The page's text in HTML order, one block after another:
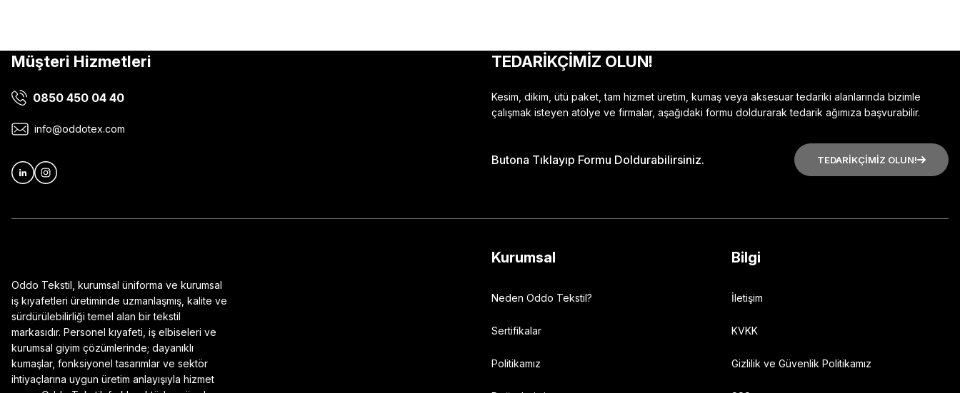
Yorum Yaz
Ürün resmi kalitesiz, bozuk veya görüntülenemiyor.
Ürün bilgilerinde hatalar bulunuyor.
Müşteri Hizmetleri
0850 450 04 40
info@oddotex.com
TEDARİKÇİMİZ OLUN!
Kesim, dikim, ütü paket, tam hizmet üretim, kumaş veya aksesuar tedariki alanlarında bizimle
çalışmak isteyen atölye ve firmalar, aşağıdaki formu doldurarak tedarik ağımıza başvurabilir.
Butona Tıklayıp Formu Doldurabilirsiniz. TEDARİKÇİMİZ OLUN!
Oddo Tekstil, kurumsal üniforma ve kurumsal
iş kıyafetleri üretiminde uzmanlaşmış, kalite ve
sürdürülebilirliği temel alan bir tekstil
markasıdır. Personel kıyafeti, iş elbiseleri ve
kurumsal giyim çözümlerinde; dayanıklı
kumaşlar, fonksiyonel tasarımlar ve sektör
ihtiyaçlarına uygun üretim anlayışıyla hizmet
Kurumsal
Neden Oddo Tekstil?
Sertifikalar
Politikamız
Bilgi
İletişim
KVKK
Gizlilik ve Güvenlik Politikamız